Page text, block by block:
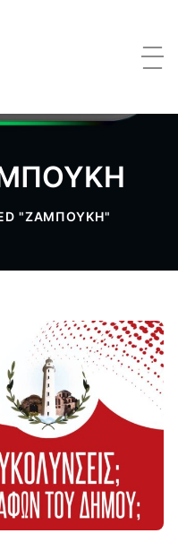
"ΖΑΜΠΟΥΚΗ"